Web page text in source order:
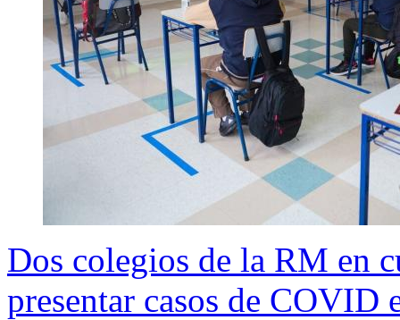
Dos colegios de la RM en
presentar casos de COVID